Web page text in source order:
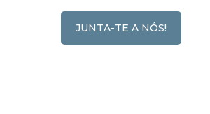
JUNTA-TE A NÓS!